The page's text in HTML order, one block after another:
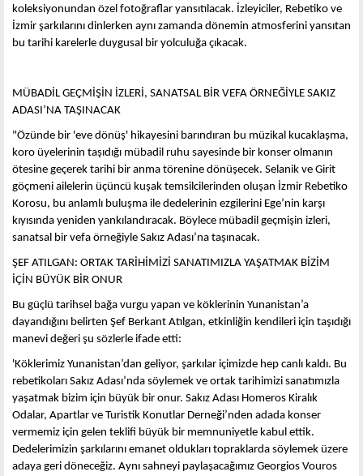
koleksiyonundan özel fotoğraflar yansıtılacak. İzleyiciler, Rebetiko ve
İzmir şarkılarını dinlerken aynı zamanda dönemin atmosferini yansıtan
bu tarihi karelerle duygusal bir yolculuğa çıkacak.
MÜBADİL GEÇMİŞİN İZLERİ, SANATSAL BİR VEFA ÖRNEĞİYLE SAKIZ
ADASI’NA TAŞINACAK
"Özünde bir 'eve dönüş' hikayesini barındıran bu müzikal kucaklaşma,
koro üyelerinin taşıdığı mübadil ruhu sayesinde bir konser olmanın
ötesine geçerek tarihi bir anma törenine dönüşecek. Selanik ve Girit
göçmeni ailelerin üçüncü kuşak temsilcilerinden oluşan İzmir Rebetiko
Korosu, bu anlamlı buluşma ile dedelerinin ezgilerini Ege’nin karşı
kıyısında yeniden yankılandıracak. Böylece mübadil geçmişin izleri,
sanatsal bir vefa örneğiyle Sakız Adası’na taşınacak.
ŞEF ATILGAN: ORTAK TARİHİMİZİ SANATIMIZLA YAŞATMAK BİZİM
İÇİN BÜYÜK BİR ONUR
Bu güçlü tarihsel bağa vurgu yapan ve köklerinin Yunanistan’a
dayandığını belirten Şef Berkant Atılgan, etkinliğin kendileri için taşıdığı
manevi değeri şu sözlerle ifade etti:
'Köklerimiz Yunanistan’dan geliyor, şarkılar içimizde hep canlı kaldı. Bu
rebetikoları Sakız Adası’nda söylemek ve ortak tarihimizi sanatımızla
yaşatmak bizim için büyük bir onur. Sakız Adası Homeros Kiralık
Odalar, Apartlar ve Turistik Konutlar Derneği’nden adada konser
vermemiz için gelen teklifi büyük bir memnuniyetle kabul ettik.
Dedelerimizin şarkılarını emanet oldukları topraklarda söylemek üzere
adaya geri döneceğiz. Aynı sahneyi paylaşacağımız Georgios Vouros